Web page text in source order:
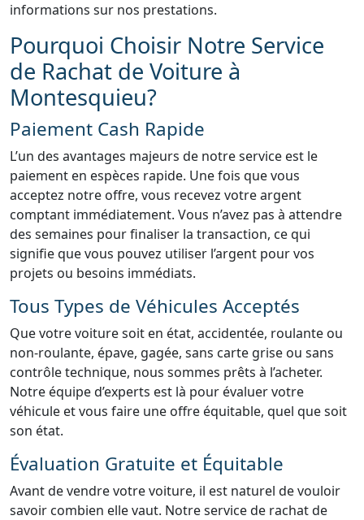
informations sur nos prestations.
Pourquoi Choisir Notre Service
de Rachat de Voiture à
Montesquieu?
Paiement Cash Rapide
L’un des avantages majeurs de notre service est le
paiement en espèces rapide. Une fois que vous
acceptez notre offre, vous recevez votre argent
comptant immédiatement. Vous n’avez pas à attendre
des semaines pour finaliser la transaction, ce qui
signifie que vous pouvez utiliser l’argent pour vos
projets ou besoins immédiats.
Tous Types de Véhicules Acceptés
Que votre voiture soit en état, accidentée, roulante ou
non-roulante, épave, gagée, sans carte grise ou sans
contrôle technique, nous sommes prêts à l’acheter.
Notre équipe d’experts est là pour évaluer votre
véhicule et vous faire une offre équitable, quel que soit
son état.
Évaluation Gratuite et Équitable
Avant de vendre votre voiture, il est naturel de vouloir
savoir combien elle vaut. Notre service de rachat de